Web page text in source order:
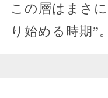
この層はまさ
り始める時期”。